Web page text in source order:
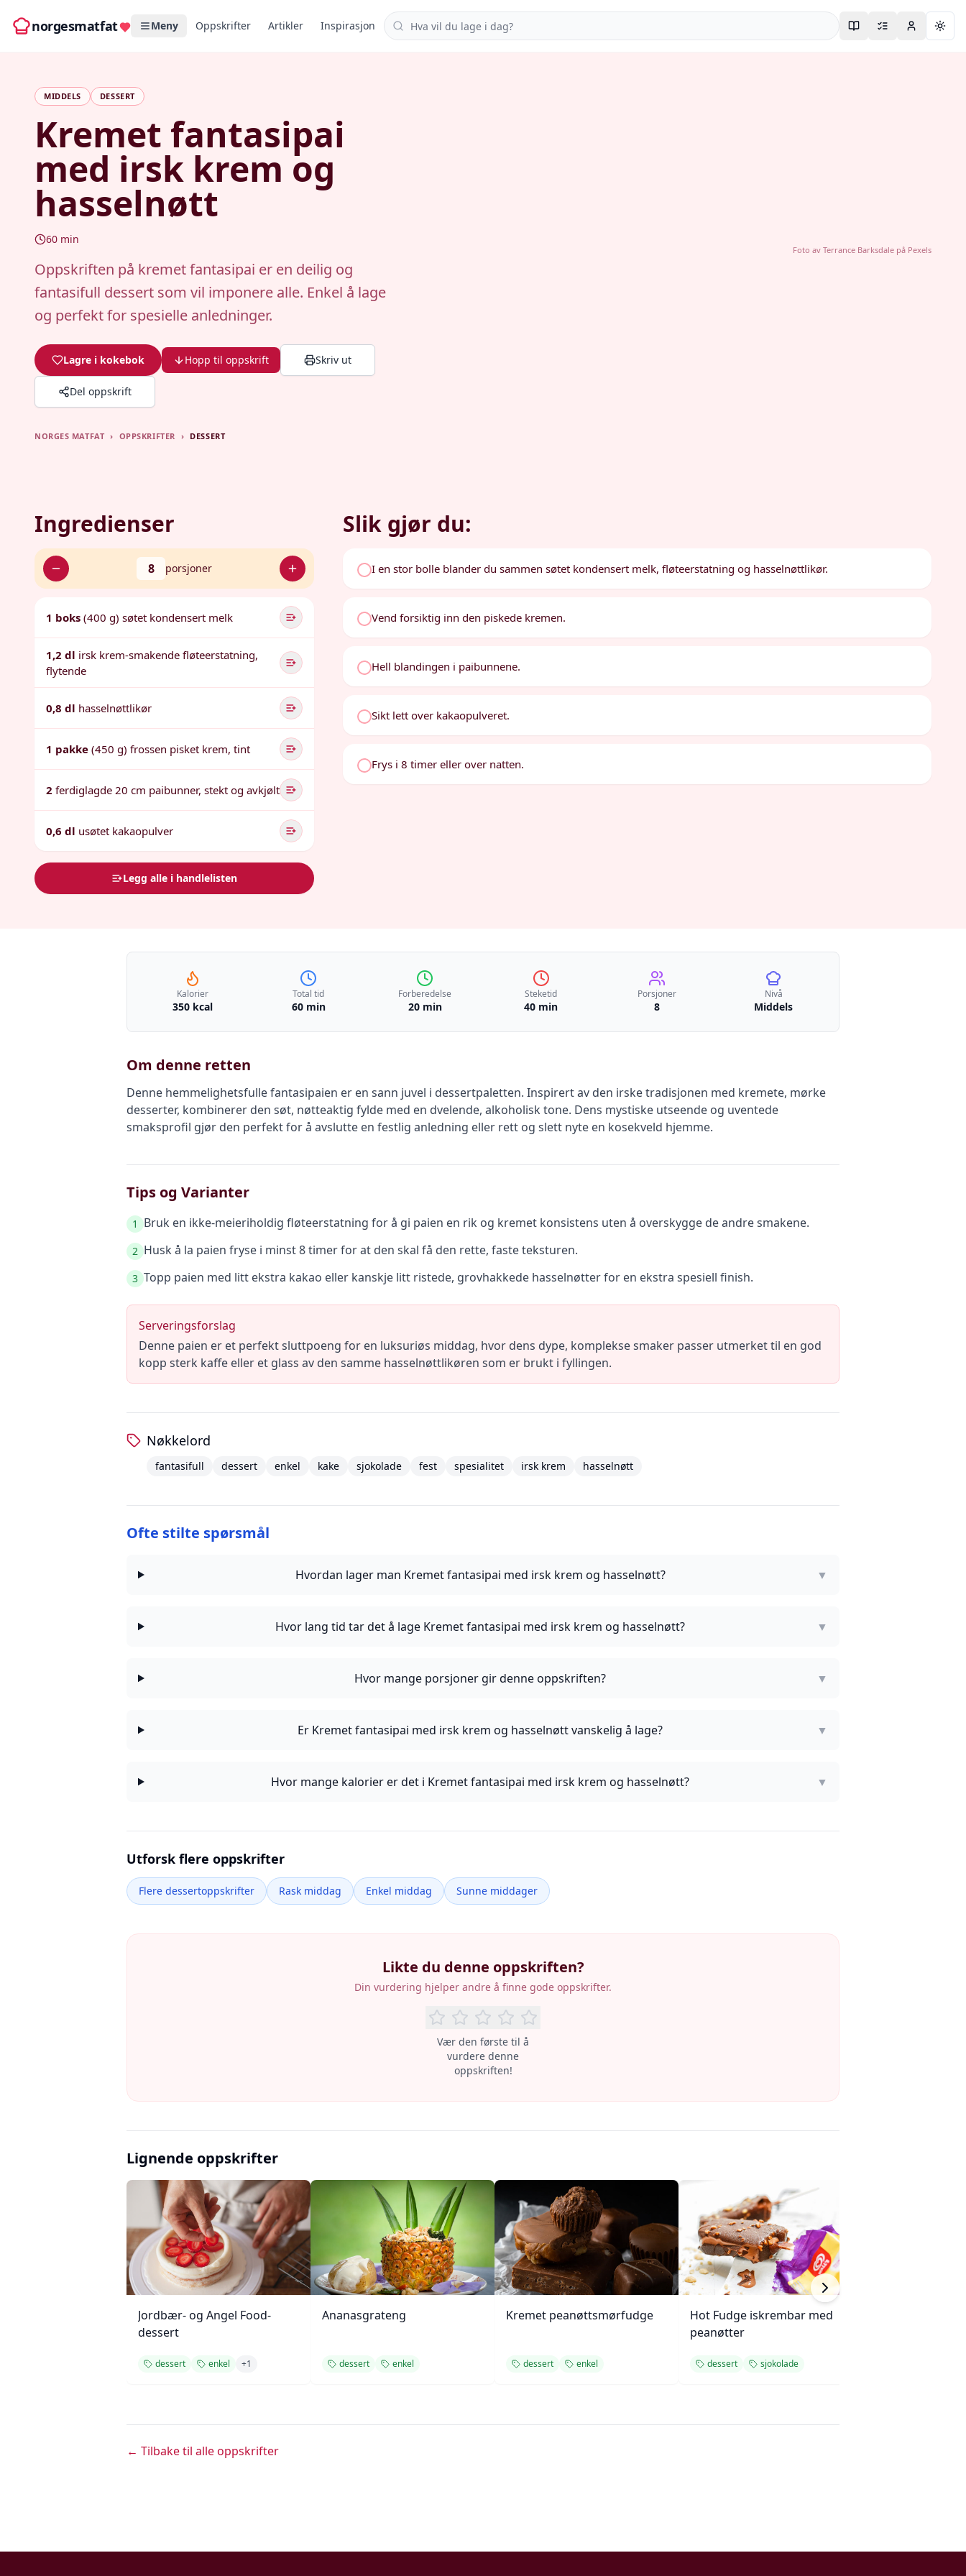
norgesmatfat Meny Oppskrifter Artikler Inspirasjon Søk i oppskrifter
MIDDELS DESSERT
Kremet fantasipai
med irsk krem og
hasselnøtt
60 min
Oppskriften på kremet fantasipai er en deilig og
fantasifull dessert som vil imponere alle. Enkel å lage
og perfekt for spesielle anledninger.
Lagre i kokebok Hopp til oppskrift Skriv ut
Del oppskrift
Foto av Terrance Barksdalepå Pexels
NORGES MATFAT › OPPSKRIFTER › DESSERT
Ingredienser
8 porsjoner
1 boks (400 g) søtet kondensert melk
1,2 dl irsk krem-smakende fløteerstatning,
flytende
0,8 dl hasselnøttlikør
1 pakke (450 g) frossen pisket krem, tint
2 ferdiglagde 20 cm paibunner, stekt og avkjølt
0,6 dl usøtet kakaopulver
Legg alle i handlelisten
Slik gjør du:
I en stor bolle blander du sammen søtet kondensert melk, fløteerstatning og hasselnøttlikør.
Vend forsiktig inn den piskede kremen.
Hell blandingen i paibunnene.
Sikt lett over kakaopulveret.
Frys i 8 timer eller over natten.
Kalorier
350 kcal
Total tid
60 min
Forberedelse
20 min
Steketid
40 min
Porsjoner
8
Nivå
Middels
Om denne retten
Denne hemmelighetsfulle fantasipaien er en sann juvel i dessertpaletten. Inspirert av den irske tradisjonen med kremete, mørke
desserter, kombinerer den søt, nøtteaktig fylde med en dvelende, alkoholisk tone. Dens mystiske utseende og uventede
smaksprofil gjør den perfekt for å avslutte en festlig anledning eller rett og slett nyte en kosekveld hjemme.
Tips og Varianter
1 Bruk en ikke-meieriholdig fløteerstatning for å gi paien en rik og kremet konsistens uten å overskygge de andre smakene.
2 Husk å la paien fryse i minst 8 timer for at den skal få den rette, faste teksturen.
3 Topp paien med litt ekstra kakao eller kanskje litt ristede, grovhakkede hasselnøtter for en ekstra spesiell finish.
Serveringsforslag
Denne paien er et perfekt sluttpoeng for en luksuriøs middag, hvor dens dype, komplekse smaker passer utmerket til en god
kopp sterk kaffe eller et glass av den samme hasselnøttlikøren som er brukt i fyllingen.
Nøkkelord
fantasifull dessert enkel kake sjokolade fest spesialitet irsk krem hasselnøtt
Ofte stilte spørsmål
Hvordan lager man Kremet fantasipai med irsk krem og hasselnøtt? ▼
Hvor lang tid tar det å lage Kremet fantasipai med irsk krem og hasselnøtt? ▼
Hvor mange porsjoner gir denne oppskriften? ▼
Er Kremet fantasipai med irsk krem og hasselnøtt vanskelig å lage? ▼
Hvor mange kalorier er det i Kremet fantasipai med irsk krem og hasselnøtt? ▼
Utforsk flere oppskrifter
Flere dessertoppskrifter Rask middag Enkel middag Sunne middager
Likte du denne oppskriften?
Din vurdering hjelper andre å finne gode oppskrifter.
Vær den første til å
vurdere denne
oppskriften!
Lignende oppskrifter
Jordbær- og Angel Food-
dessert
dessert enkel +1
Ananasgrateng
dessert enkel
Kremet peanøttsmørfudge
dessert enkel
Hot Fudge iskrembar med
peanøtter
dessert sjokolade
← Tilbake til alle oppskrifter